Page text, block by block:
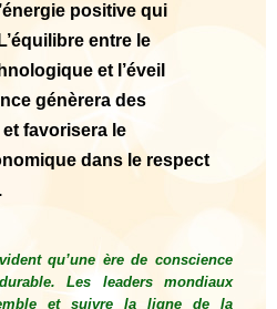
positive qui
entre le
et l’éveil
génèrera des
favorisera le
dans le respect
qu’une ère de conscience
Les leaders mondiaux
et suivre la ligne de la